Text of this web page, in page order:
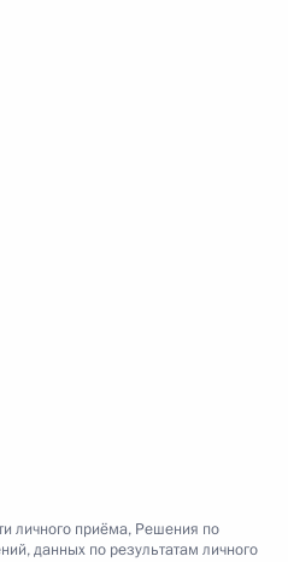
личного приёма, Решения по
данных по результатам личного